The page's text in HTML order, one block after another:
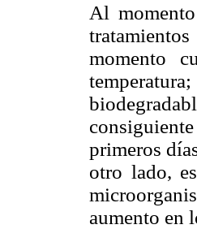
Al
momento
primeros
otro lado,
aumento en